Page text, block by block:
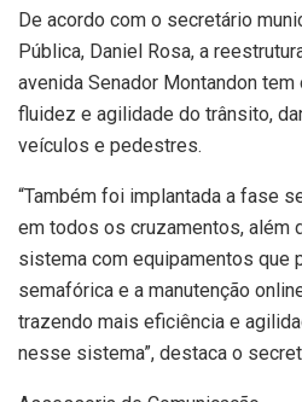
De acordo com o secretário
Pública, Daniel Rosa, a
avenida Senador Montandon
fluidez e agilidade do trânsito,
veículos e pedestres.
“Também foi implantada a fase
em todos os cruzamentos, além
sistema com equipamentos que
semafórica e a manutenção
trazendo mais eficiência e
nesse sistema”, destaca o